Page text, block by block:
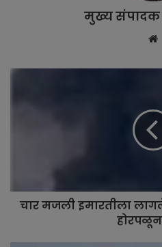
मुख्य संपादक
t
चार मजली इमारतीला